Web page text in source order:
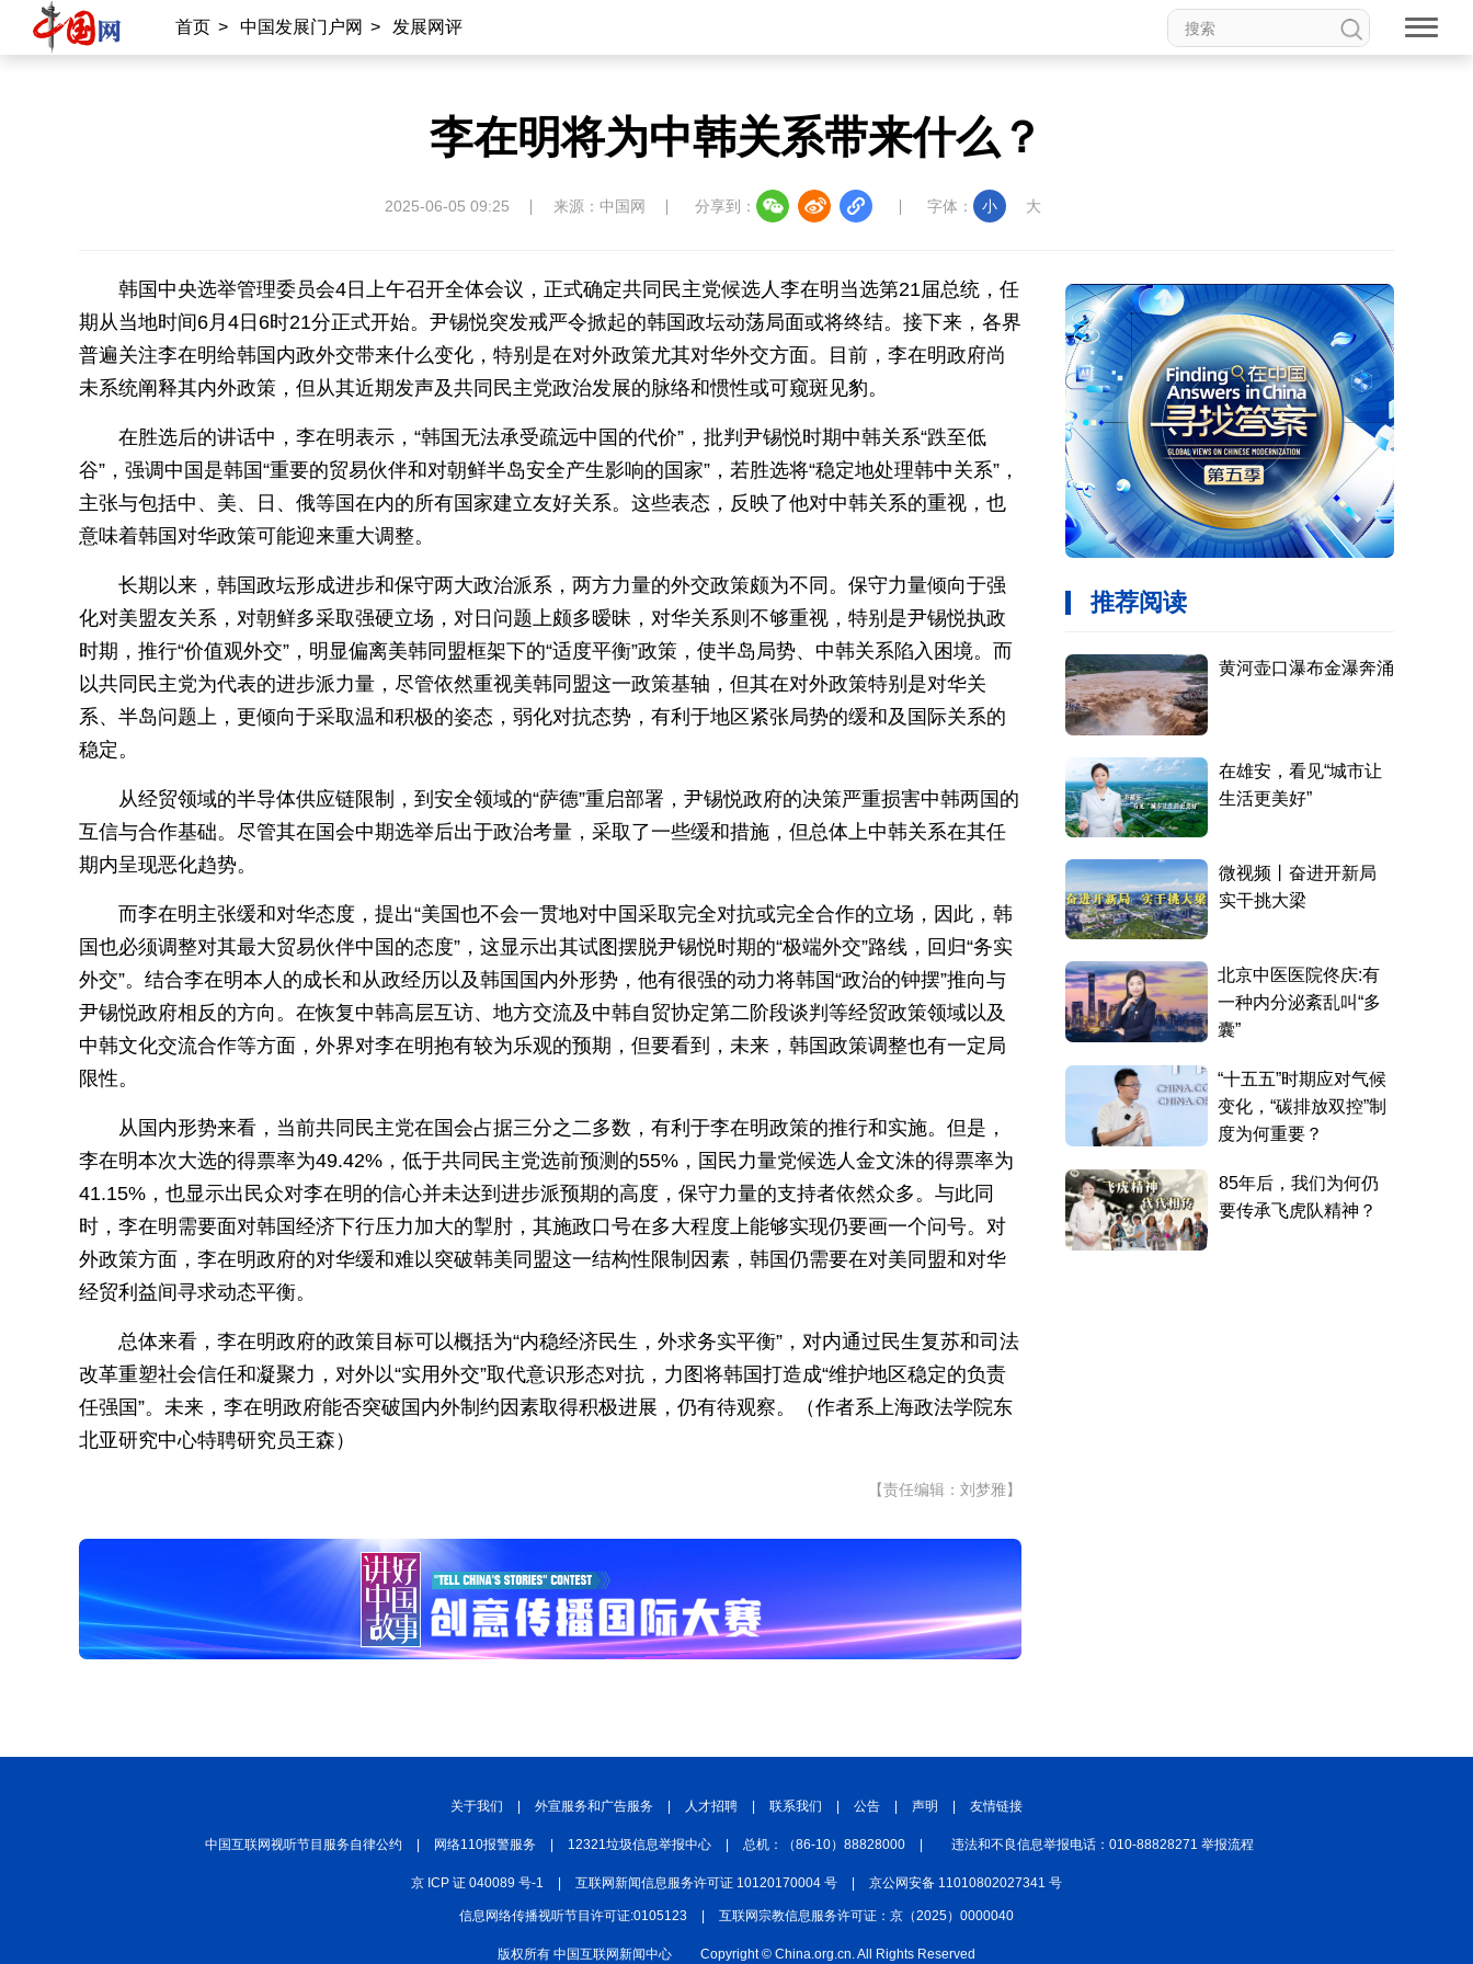
首页 > 中国发展门户网 > 发展网评
李在明将为中韩关系带来什么？
2025-06-05 09:25 来源：中国网 分享到： 字体： 小 大
韩国中央选举管理委员会4日上午召开全体会议，正式确定共同民主党候选人李在明当选第21届总统，任
期从当地时间6月4日6时21分正式开始。尹锡悦突发戒严令掀起的韩国政坛动荡局面或将终结。接下来，各界
普遍关注李在明给韩国内政外交带来什么变化，特别是在对外政策尤其对华外交方面。目前，李在明政府尚
未系统阐释其内外政策，但从其近期发声及共同民主党政治发展的脉络和惯性或可窥斑见豹。
在胜选后的讲话中，李在明表示，“韩国无法承受疏远中国的代价”，批判尹锡悦时期中韩关系“跌至低
谷”，强调中国是韩国“重要的贸易伙伴和对朝鲜半岛安全产生影响的国家”，若胜选将“稳定地处理韩中关系”，
主张与包括中、美、日、俄等国在内的所有国家建立友好关系。这些表态，反映了他对中韩关系的重视，也
意味着韩国对华政策可能迎来重大调整。
长期以来，韩国政坛形成进步和保守两大政治派系，两方力量的外交政策颇为不同。保守力量倾向于强
化对美盟友关系，对朝鲜多采取强硬立场，对日问题上颇多暧昧，对华关系则不够重视，特别是尹锡悦执政
时期，推行“价值观外交”，明显偏离美韩同盟框架下的“适度平衡”政策，使半岛局势、中韩关系陷入困境。而
以共同民主党为代表的进步派力量，尽管依然重视美韩同盟这一政策基轴，但其在对外政策特别是对华关
系、半岛问题上，更倾向于采取温和积极的姿态，弱化对抗态势，有利于地区紧张局势的缓和及国际关系的
稳定。
从经贸领域的半导体供应链限制，到安全领域的“萨德”重启部署，尹锡悦政府的决策严重损害中韩两国的
互信与合作基础。尽管其在国会中期选举后出于政治考量，采取了一些缓和措施，但总体上中韩关系在其任
期内呈现恶化趋势。
而李在明主张缓和对华态度，提出“美国也不会一贯地对中国采取完全对抗或完全合作的立场，因此，韩
国也必须调整对其最大贸易伙伴中国的态度”，这显示出其试图摆脱尹锡悦时期的“极端外交”路线，回归“务实
外交”。结合李在明本人的成长和从政经历以及韩国国内外形势，他有很强的动力将韩国“政治的钟摆”推向与
尹锡悦政府相反的方向。在恢复中韩高层互访、地方交流及中韩自贸协定第二阶段谈判等经贸政策领域以及
中韩文化交流合作等方面，外界对李在明抱有较为乐观的预期，但要看到，未来，韩国政策调整也有一定局
限性。
从国内形势来看，当前共同民主党在国会占据三分之二多数，有利于李在明政策的推行和实施。但是，
李在明本次大选的得票率为49.42%，低于共同民主党选前预测的55%，国民力量党候选人金文洙的得票率为
41.15%，也显示出民众对李在明的信心并未达到进步派预期的高度，保守力量的支持者依然众多。与此同
时，李在明需要面对韩国经济下行压力加大的掣肘，其施政口号在多大程度上能够实现仍要画一个问号。对
外政策方面，李在明政府的对华缓和难以突破韩美同盟这一结构性限制因素，韩国仍需要在对美同盟和对华
经贸利益间寻求动态平衡。
总体来看，李在明政府的政策目标可以概括为“内稳经济民生，外求务实平衡”，对内通过民生复苏和司法
改革重塑社会信任和凝聚力，对外以“实用外交”取代意识形态对抗，力图将韩国打造成“维护地区稳定的负责
任强国”。未来，李在明政府能否突破国内外制约因素取得积极进展，仍有待观察。（作者系上海政法学院东
北亚研究中心特聘研究员王森）
【责任编辑：刘梦雅】
关于我们 外宣服务和广告服务 人才招聘 联系我们 公告 声明 友情链接
中国互联网视听节目服务自律公约 网络110报警服务 12321垃圾信息举报中心 总机：（86-10）88828000 违法和不良信息举报电话：010-88828271 举报流程
京 ICP 证 040089 号-1 互联网新闻信息服务许可证 10120170004 号 京公网安备 11010802027341 号
信息网络传播视听节目许可证:0105123 互联网宗教信息服务许可证：京（2025）0000040
版权所有 中国互联网新闻中心 Copyright © China.org.cn. All Rights Reserved